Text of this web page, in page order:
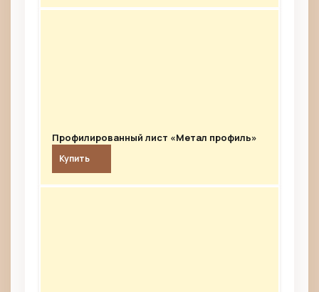
Профилированный лист «Метал профиль»
Купить